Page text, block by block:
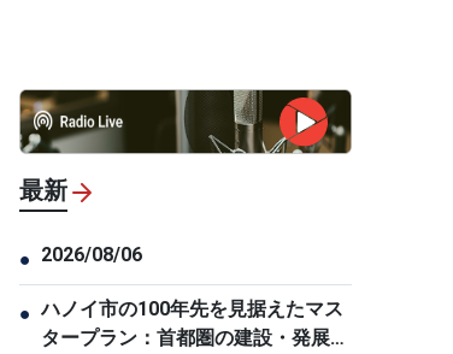
最新
● 2026/08/06
● ハノイ市の100年先を見据えたマス
タープラン：首都圏の建設・発展へ